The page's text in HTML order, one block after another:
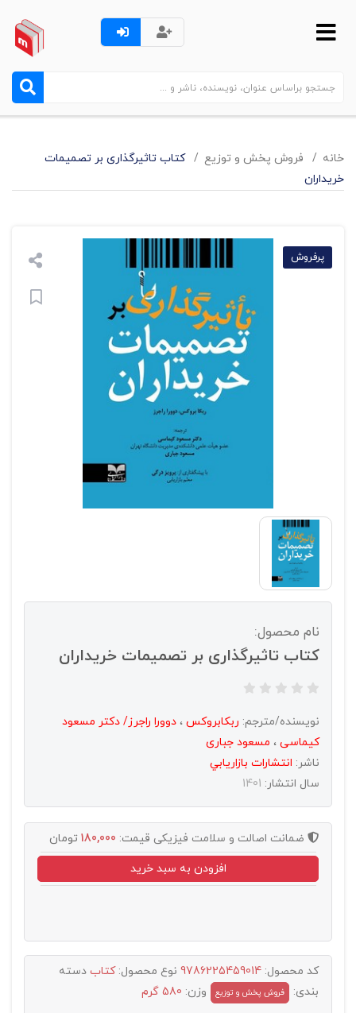
خانه فروش پخش و توزيع
کتاب تاثیرگذاری بر تصمیمات
خریداران
پرفروش
نام محصول:
کتاب تاثیرگذاری بر تصمیمات خریداران
نویسنده/مترجم: ربکابروکس ، دوورا راجرز/ دکتر مسعود
کیماسی ، مسعود جباری
ناشر: انتشارات بازاريابي
سال انتشار: 1401
ضمانت اصالت و سلامت فیزیکی قیمت: 180,000 تومان
افزودن به سبد خرید
کد محصول: 9786225459014 نوع محصول:کتاب دسته
بندی:
فروش پخش و توزيع وزن: 580 گرم